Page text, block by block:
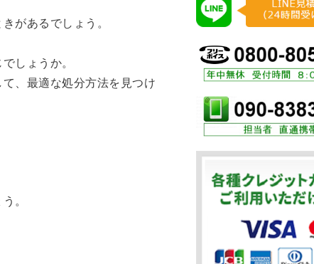
があるでしょう。
しょうか。
、最適な処分方法を見つけ
。